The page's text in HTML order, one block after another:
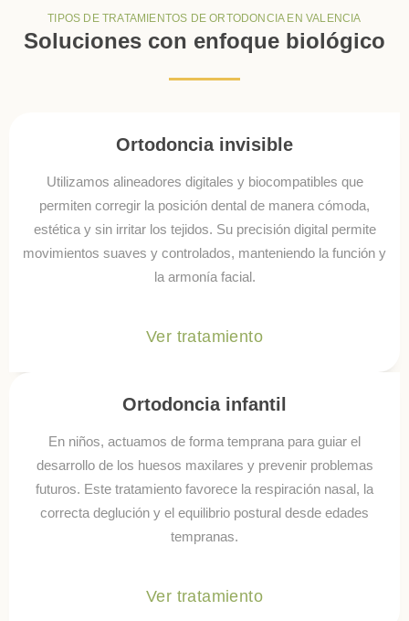
TIPOS DE TRATAMIENTOS DE ORTODONCIA EN VALENCIA
Soluciones con enfoque biológico
Ortodoncia invisible
Utilizamos alineadores digitales y biocompatibles que
permiten corregir la posición dental de manera cómoda,
estética y sin irritar los tejidos. Su precisión digital permite
movimientos suaves y controlados, manteniendo la función y
la armonía facial.
Ver tratamiento
Ortodoncia infantil
En niños, actuamos de forma temprana para guiar el
desarrollo de los huesos maxilares y prevenir problemas
futuros. Este tratamiento favorece la respiración nasal, la
correcta deglución y el equilibrio postural desde edades
tempranas.
Ver tratamiento